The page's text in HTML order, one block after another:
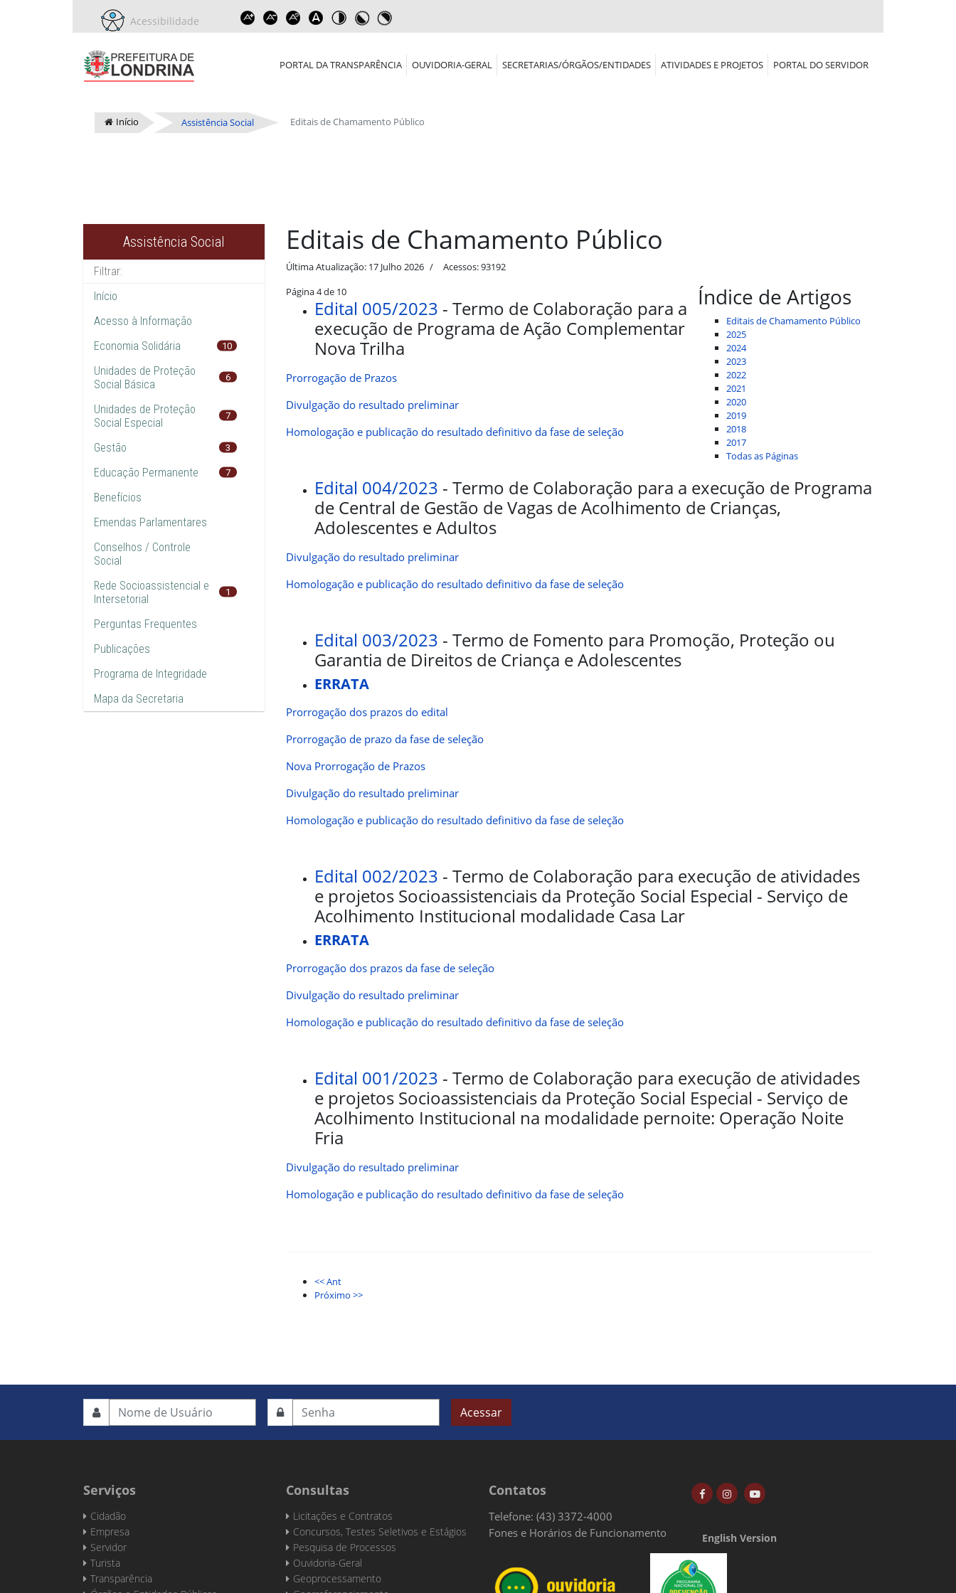
Acessibilidade
PORTAL DA TRANSPARÊNCIA OUVIDORIA-GERAL SECRETARIAS/ÓRGÃOS/ENTIDADES ATIVIDADES E PROJETOS PORTAL DO SERVIDOR
Início Assistência Social Editais de Chamamento Público
Assistência Social
Início
Acesso à Informação
Economia Solidária
10
Unidades de Proteção
Social Básica
6
Unidades de Proteção
Social Especial
7
Gestão 3
Educação Permanente 7
Benefícios
Emendas Parlamentares
Conselhos / Controle
Social
Rede Socioassistencial e
Intersetorial
1
Perguntas Frequentes
Publicações
Programa de Integridade
Mapa da Secretaria
Editais de Chamamento Público
Última Atualização: 17 Julho 2026 Acessos: 93192
Índice de Artigos
Editais de Chamamento Público
2025
2024
2023
2022
2021
2020
2019
2018
2017
Todas as Páginas
Página 4 de 10
Edital 005/2023 - Termo de Colaboração para a
execução de Programa de Ação Complementar
Nova Trilha
Prorrogação de Prazos
Divulgação do resultado preliminar
Homologação e publicação do resultado definitivo da fase de seleção
Edital 004/2023 - Termo de Colaboração para a execução de Programa
de Central de Gestão de Vagas de Acolhimento de Crianças,
Adolescentes e Adultos
Divulgação do resultado preliminar
Homologação e publicação do resultado definitivo da fase de seleção
Edital 003/2023 - Termo de Fomento para Promoção, Proteção ou
Garantia de Direitos de Criança e Adolescentes
ERRATA
Prorrogação dos prazos do edital
Prorrogação de prazo da fase de seleção
Nova Prorrogação de Prazos
Divulgação do resultado preliminar
Homologação e publicação do resultado definitivo da fase de seleção
Edital 002/2023 - Termo de Colaboração para execução de atividades
e projetos Socioassistenciais da Proteção Social Especial - Serviço de
Acolhimento Institucional modalidade Casa Lar
ERRATA
Prorrogação dos prazos da fase de seleção
Divulgação do resultado preliminar
Homologação e publicação do resultado definitivo da fase de seleção
Edital 001/2023 - Termo de Colaboração para execução de atividades
e projetos Socioassistenciais da Proteção Social Especial - Serviço de
Acolhimento Institucional na modalidade pernoite: Operação Noite
Fria
Divulgação do resultado preliminar
Homologação e publicação do resultado definitivo da fase de seleção
<< Ant
Próximo >>
Acessar
Serviços
Cidadão
Empresa
Servidor
Turista
Transparência
Consultas
Licitações e Contratos
Concursos, Testes Seletivos e Estágios
Pesquisa de Processos
Ouvidoria-Geral
Geoprocessamento
Contatos
Telefone: (43) 3372-4000
Fones e Horários de Funcionamento
English Version